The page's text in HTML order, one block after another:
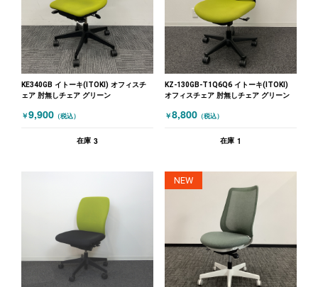
KE340GB イトーキ(ITOKI) オフィスチ
ェア 肘無しチェア グリーン
￥9,900 （税込）
在庫 3
KZ-130GB-T1Q6Q6 イトーキ(ITOKI)
オフィスチェア 肘無しチェア グリーン
￥8,800 （税込）
在庫 1
NEW